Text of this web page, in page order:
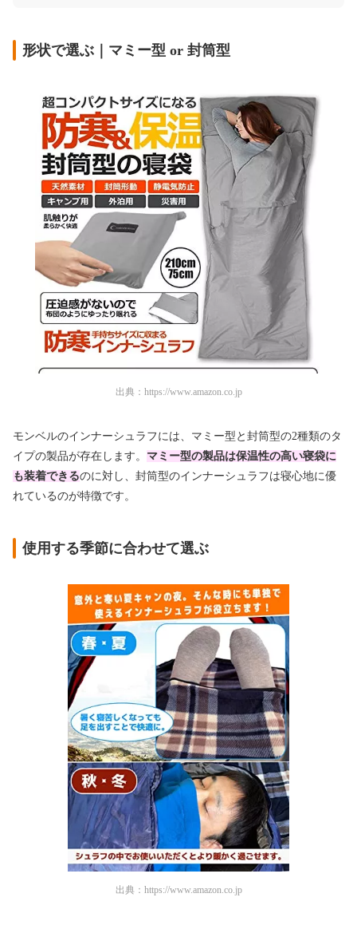
形状で選ぶ｜マミー型 or 封筒型
出典： https://www.amazon.co.jp
モンベルのインナーシュラフには、マミー型と封筒型の2種類のタ
イプの製品が存在します。 マミー型の製品は保温性の高い寝袋に
も装着できるのに対し、封筒型のインナーシュラフは寝心地に優
れているのが特徴です。
使用する季節に合わせて選ぶ
出典： https://www.amazon.co.jp